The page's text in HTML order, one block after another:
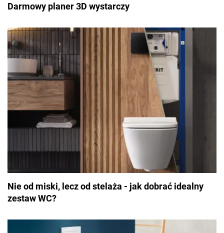
Darmowy planer 3D wystarczy
Nie od miski, lecz od stelaża - jak dobrać idealny
zestaw WC?